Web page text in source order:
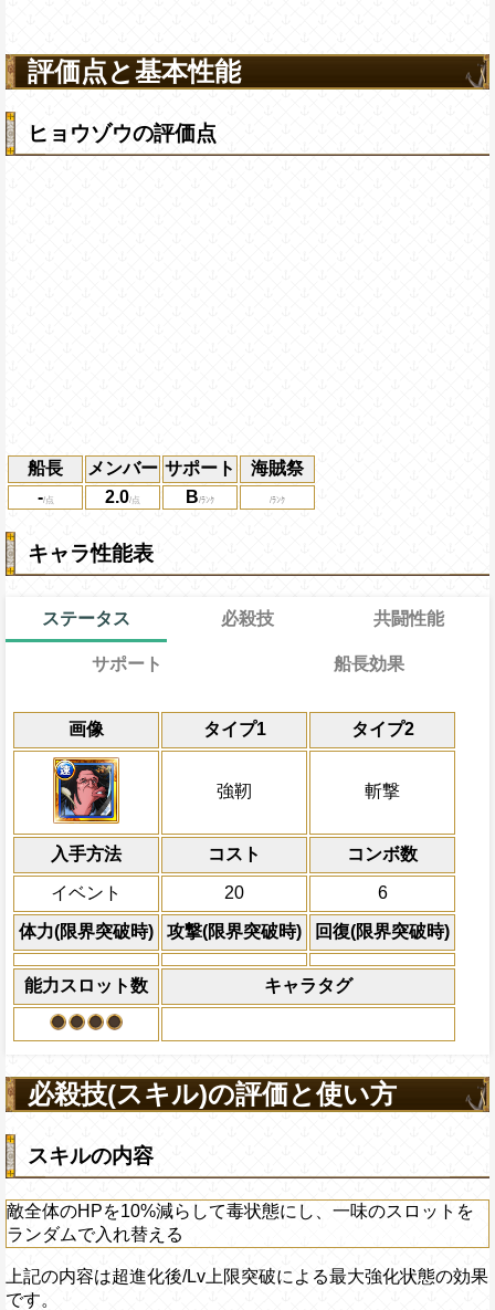
評価点と基本性能
ヒョウゾウの評価点
船長 メンバー サポート
海賊祭
-
2.0 B
キャラ性能表
ステータス
画像 タイプ1 タイプ2
強靭 斬撃
入手方法 コスト コンボ数
イベント 20 6
体力(限界突破時) 攻撃(限界突破時) 回復(限界突破時)
能力スロット数 キャラタグ
必殺技
通常 15→9ターン
限界突破
通常時
敵全体のHPを10%減らして毒状態にし、
上限突破
共闘性能
共闘性能
船長効果
冒険開始時の必殺タ
キャラの攻撃を
にし、他の属性キャ
必殺技
ターン数：8
敵1体のHPを25%減
体力の上限を無視し
×30倍の全プレイヤー
(最大体力の2倍上限
えている時、体力満
になる)、全プレイヤ
アクション
を30%下げ、斬撃タ
げる
サポート
効果
自分の基礎攻撃力の6%をサポート対象キ
ホーディ イカロス ダルマ ゼオ ドスン
船長効果
通常時
斬撃タイプキャラの攻撃を1.5倍にし、強
必殺技(スキル)の評価と使い方
スキルの内容
敵全体のHPを10%減らして毒状態にし、一味のスロットを
ランダムで入れ替える
上記の内容は超進化後/Lv上限突破による最大強化状態の効果
です。